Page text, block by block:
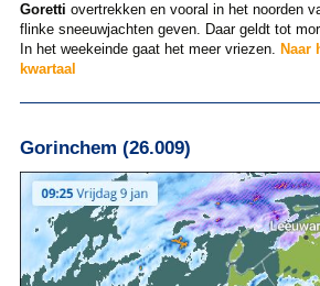
Goretti overtrekken en vooral in het noorden
flinke sneeuwjachten geven. Daar geldt tot
In het weekeinde gaat het meer vriezen. Naar
kwartaal
Gorinchem (26.009)